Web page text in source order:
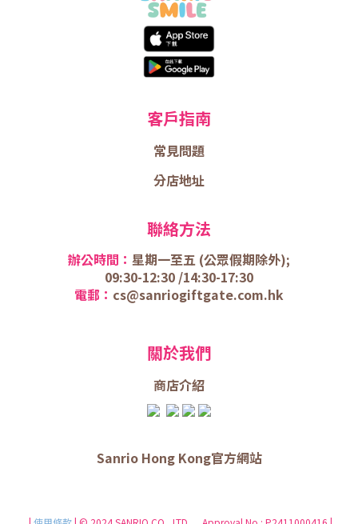
客戶指南
常見問題
分店地址
聯絡方法
辦公時間： 星期一至五 (公眾假期除外);
09:30-12:30 /14:30-17:30
電郵： cs@sanriogiftgate.com.hk
關於我們
商店介紹
Sanrio Hong Kong官方網站